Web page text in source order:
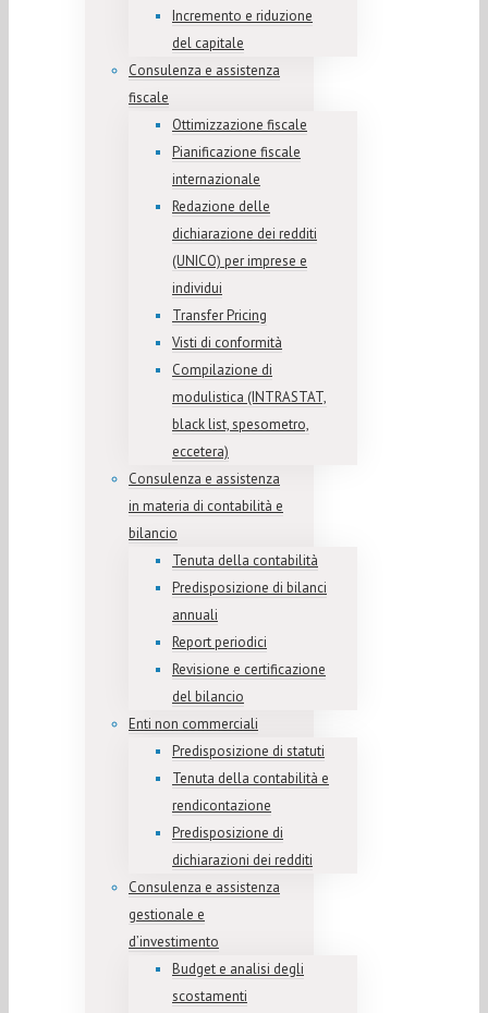
Incremento e riduzione
del capitale
Consulenza e assistenza
fiscale
Ottimizzazione fiscale
Pianificazione fiscale
internazionale
Redazione delle
dichiarazione dei redditi
(UNICO) per imprese e
individui
Transfer Pricing
Visti di conformità
Compilazione di
modulistica (INTRASTAT,
black list, spesometro,
eccetera)
Consulenza e assistenza
in materia di contabilità e
bilancio
Tenuta della contabilità
Predisposizione di bilanci
annuali
Report periodici
Revisione e certificazione
del bilancio
Enti non commerciali
Predisposizione di statuti
Tenuta della contabilità e
rendicontazione
Predisposizione di
dichiarazioni dei redditi
Consulenza e assistenza
gestionale e
d’investimento
Budget e analisi degli
scostamenti